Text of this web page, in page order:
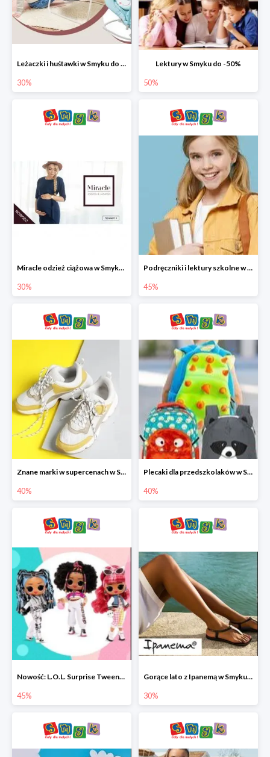
Leżaczki i huśtawki w Smyku do -30%
30%
Lektury w Smyku do -50%
50%
Miracle odzież ciążowa w Smyku co -30%
30%
Podręczniki i lektury szkolne w Smyku do -45%
45%
Znane marki w supercenach w Smyku - buty do -40%
40%
Plecaki dla przedszkolaków w Smyku do -40%
40%
Nowość: L.O.L. Surprise Tweens Doll w Smyku do -45%
45%
Gorące lato z Ipanemą w Smyku do -30%
30%